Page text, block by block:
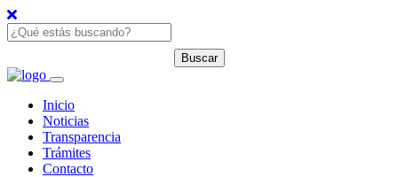
Inicio
Noticias
Transparencia
Trámites
Contacto